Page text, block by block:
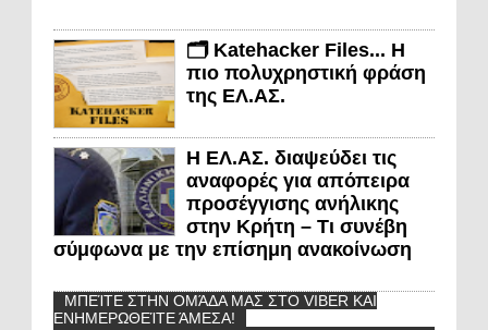
🗂️ Katehacker Files... Η
πιο πολυχρηστική φράση
της ΕΛ.ΑΣ.
Η ΕΛ.ΑΣ. διαψεύδει τις
αναφορές για απόπειρα
προσέγγισης ανήλικης
στην Κρήτη – Τι συνέβη
σύμφωνα με την επίσημη ανακοίνωση
ΜΠΕΊΤΕ ΣΤΗΝ ΟΜΆΔΑ ΜΑΣ ΣΤΟ VIBER ΚΑΙ
ΕΝΗΜΕΡΩΘΕΊΤΕ ΆΜΕΣΑ!